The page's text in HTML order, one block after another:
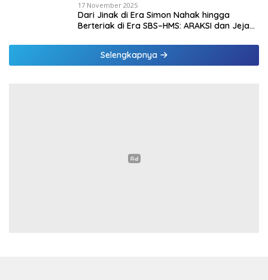
17 November 2025
Dari Jinak di Era Simon Nahak hingga
Berteriak di Era SBS–HMS: ARAKSI dan Jejak
Selengkapnya